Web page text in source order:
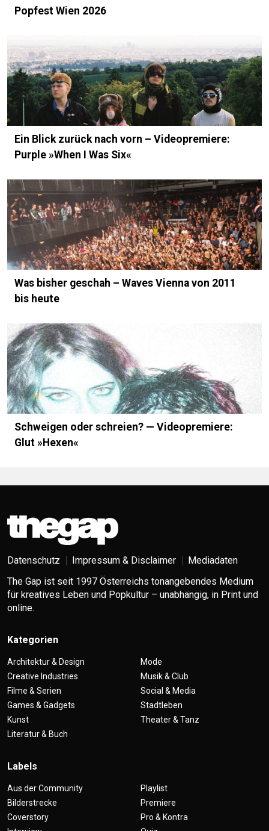
Popfest Wien 2026
Ein Blick zurück nach vorn – Videopremiere:
Purple »When I Was Six«
Was bisher geschah – Waves Vienna von 2011
bis heute
Schweigen oder schreien? — Videopremiere:
Glut »Hexen«
Datenschutz Impressum & Disclaimer
Mediadaten
The Gap ist seit 1997 Österreichs tonangebendes Medium
für kreatives Leben und Popkultur – unabhängig, in Print und
online.
Kategorien
Architektur & Design
Creative Industries
Filme & Serien
Games & Gadgets
Kunst
Literatur & Buch
Mode
Musik & Club
Social & Media
Stadtleben
Theater & Tanz
Labels
Aus der Community
Bilderstrecke
Coverstory
Playlist
Premiere
Pro & Kontra